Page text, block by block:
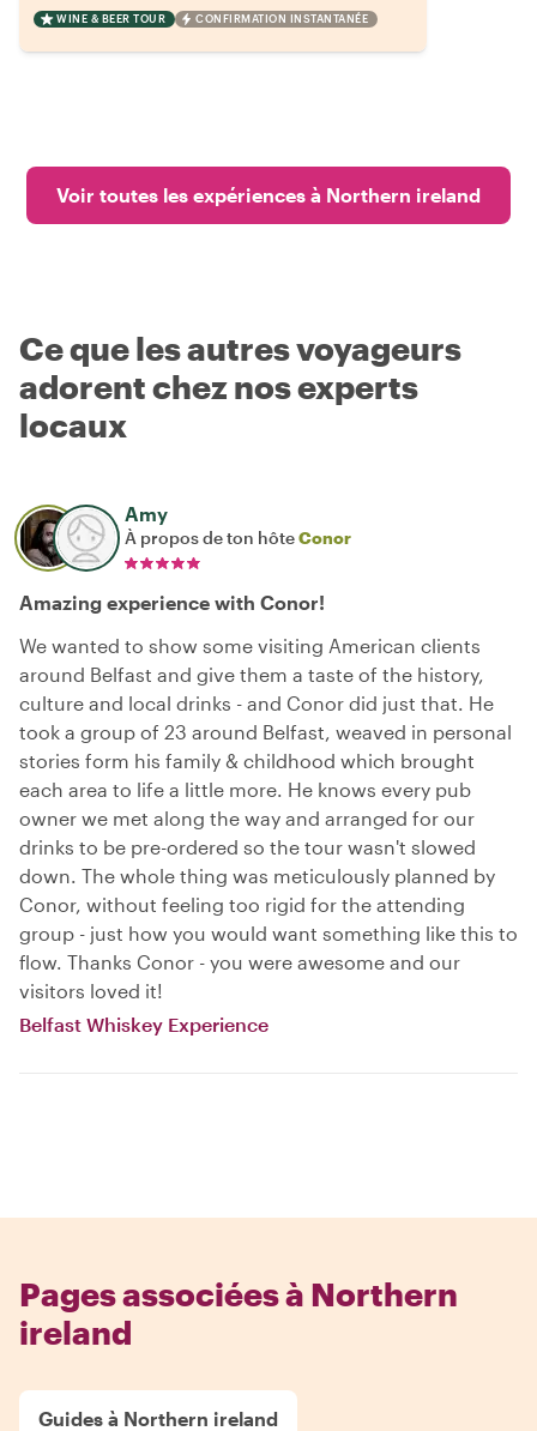
WINE & BEER TOUR CONFIRMATION INSTANTANÉE
Voir toutes les expériences à Northern ireland
Ce que les autres voyageurs
adorent chez nos experts
locaux
Amy
À propos de ton hôteConor
Amazing experience with Conor!
We wanted to show some visiting American clients
around Belfast and give them a taste of the history,
culture and local drinks - and Conor did just that. He
took a group of 23 around Belfast, weaved in personal
stories form his family & childhood which brought
each area to life a little more. He knows every pub
owner we met along the way and arranged for our
drinks to be pre-ordered so the tour wasn't slowed
down. The whole thing was meticulously planned by
Conor, without feeling too rigid for the attending
group - just how you would want something like this to
flow. Thanks Conor - you were awesome and our
visitors loved it!
Belfast Whiskey Experience
Pages associées à Northern
ireland
Guides à Northern ireland